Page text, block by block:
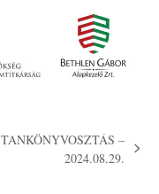
TANKÖNYVOSZTÁS –
2024.08.29.